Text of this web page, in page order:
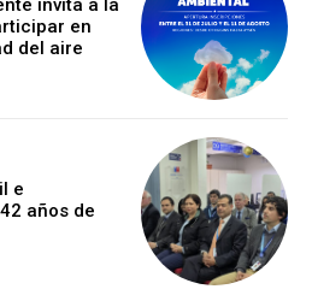
invita a la
en
del aire
e
años de